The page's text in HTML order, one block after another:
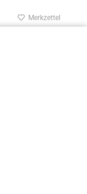
Merkzettel